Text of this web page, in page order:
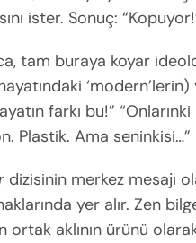
ister. Sonuç:
tam buraya koyar
farkı bu!”
Plastik. Ama seninkisi…”
dizisinin merkez mesajı
yer alır. Zen
ortak aklının ürünü